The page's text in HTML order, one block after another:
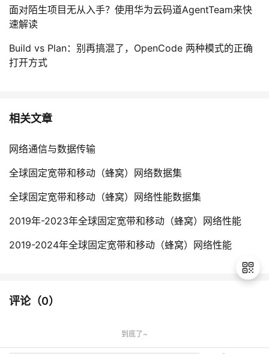
面对陌生项目无从入手？使用华为云码道AgentTeam来快
速解读
Build vs Plan：别再搞混了，OpenCode 两种模式的正确
打开方式
相关文章
网络通信与数据传输
全球固定宽带和移动（蜂窝）网络数据集
全球固定宽带和移动（蜂窝）网络性能数据集
2019年-2023年全球固定宽带和移动（蜂窝）网络性能
2019-2024年全球固定宽带和移动（蜂窝）网络性能
评论（0）
到底了~